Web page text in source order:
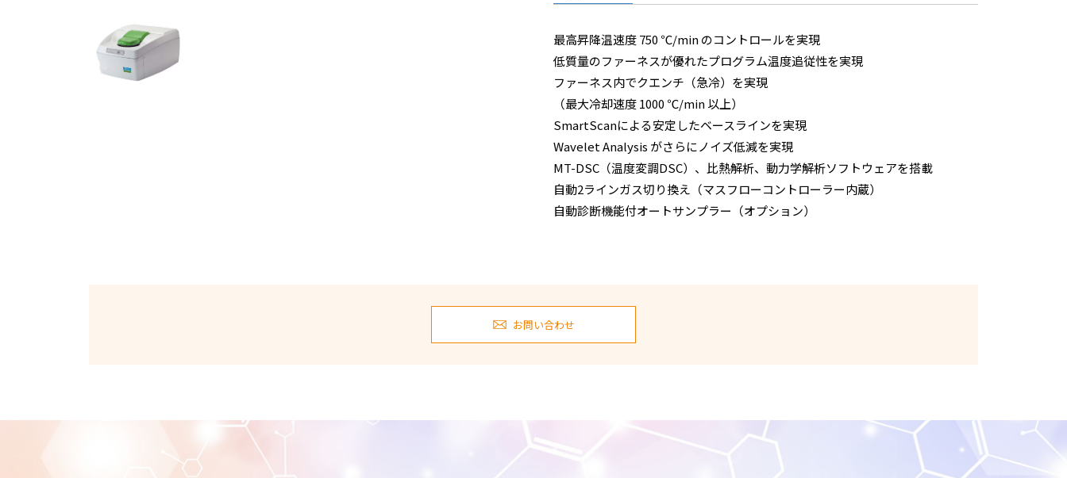
最高昇降温速度 750 ℃/min のコントロールを実現
低質量のファーネスが優れたプログラム温度追従性を実現
ファーネス内でクエンチ（急冷）を実現
（最大冷却速度 1000 ℃/min 以上）
SmartScanによる安定したベースラインを実現
Wavelet Analysis がさらにノイズ低減を実現
MT-DSC（温度変調DSC）、比熱解析、動力学解析ソフトウェアを搭載
自動2ラインガス切り換え（マスフローコントローラー内蔵）
自動診断機能付オートサンプラー（オプション）
お問い合わせ